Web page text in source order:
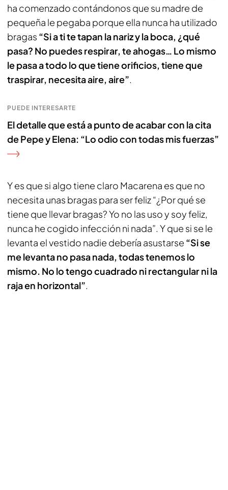
ha comenzado contándonos que su madre de
pequeña le pegaba porque ella nunca ha utilizado
bragas “Si a ti te tapan la nariz y la boca, ¿qué
pasa? No puedes respirar, te ahogas… Lo mismo
le pasa a todo lo que tiene orificios, tiene que
traspirar, necesita aire, aire”.
PUEDE INTERESARTE
El detalle que está a punto de acabar con la cita
de Pepe y Elena: “Lo odio con todas mis fuerzas”
Y es que si algo tiene claro Macarena es que no
necesita unas bragas para ser feliz “¿Por qué se
tiene que llevar bragas? Yo no las uso y soy feliz,
nunca he cogido infección ni nada”. Y que si se le
levanta el vestido nadie debería asustarse “Si se
me levanta no pasa nada, todas tenemos lo
mismo. No lo tengo cuadrado ni rectangular ni la
raja en horizontal”.